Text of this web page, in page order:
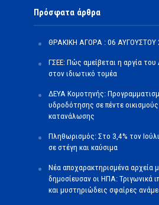
Πρόσφατα άρθρα
ΘΡΑΚΙΚΗ ΑΓΟΡΑ : 06 ΑΥΓΟΥΣΤΟΥ
ΓΣΕΕ: Πώς αμείβεται η αργία
στον ιδιωτικό τομέα
ΔΕΥΑ Κομοτηνής:
υδροδότησης σε πέντε
κατανάλωσης
Πληθωρισμός: Στο 3,4% τον
σε στέγη και καύσιμα
Νέα αποχαρακτηρισμένα αρχεία
δημοσίευσαν οι ΗΠΑ: Τριγωνικά
και μυστηριώδεις σφαίρες